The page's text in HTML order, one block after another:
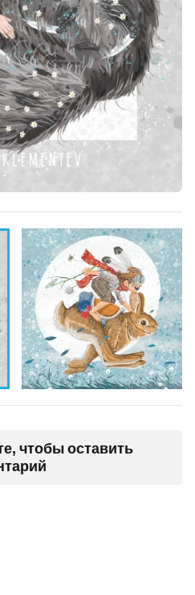
чтобы оставить